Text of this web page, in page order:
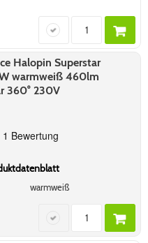
Halopin Superstar
warmweiß 460lm
360° 230V
warmweiß